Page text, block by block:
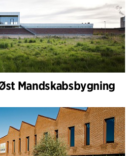
Mandskabsbygning